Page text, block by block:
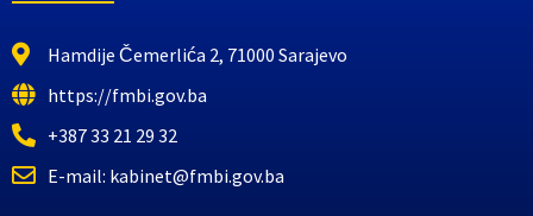
Hamdije Čemerlića 2, 71000 Sarajevo
https://fmbi.gov.ba
+387 33 21 29 32
E-mail: kabinet@fmbi.gov.ba